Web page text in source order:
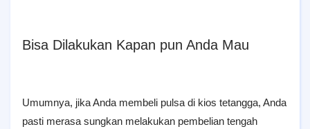
Bisa Dilakukan Kapan pun Anda Mau
Umumnya, jika Anda membeli pulsa di kios tetangga, Anda
pasti merasa sungkan melakukan pembelian tengah